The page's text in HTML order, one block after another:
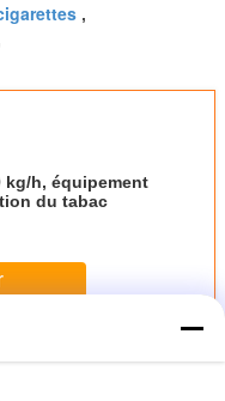
,
kg/h, équipement
du tabac